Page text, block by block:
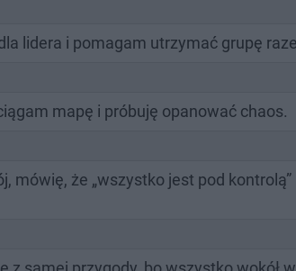
lidera i pomagam utrzymać grupę
mapę i próbuję opanować chaos.
mówię, że „wszystko jest pod